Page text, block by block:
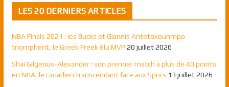
LES 20 DERNIERS ARTICLES
NBA Finals 2021 : les Bucks et Giannis Antetokounmpo
triomphent, le Greek Freek élu MVP 20 juillet 2026
Shai Gilgeous-Alexander : son premier match à plus de 40 points
en NBA, le canadien transcendant face aux Spurs 13 juillet 2026